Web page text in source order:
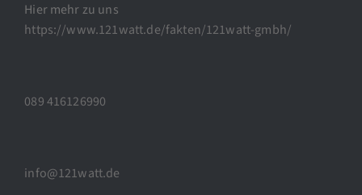
Hier mehr zu uns
https://www.121watt.de/fakten/121watt-gmbh/
089 416126990
info@121watt.de